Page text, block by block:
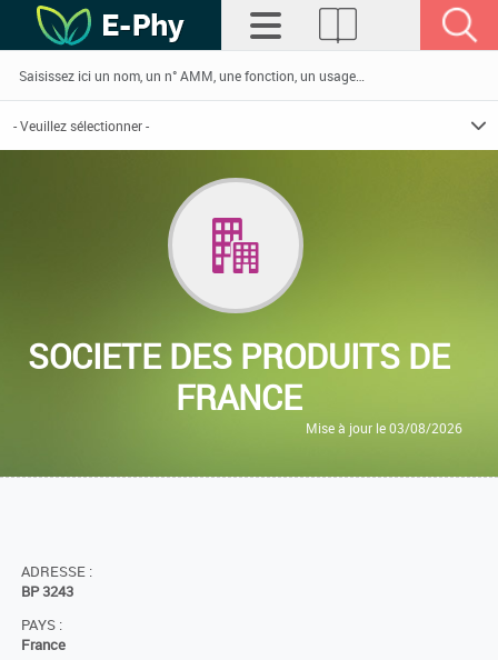
SOCIETE DES PRODUITS DE
FRANCE
Mise à jour le 03/08/2026
ADRESSE :
BP 3243
PAYS :
France